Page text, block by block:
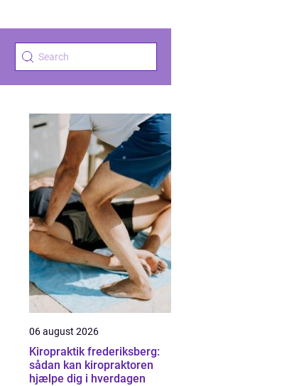
06 august 2026
Kiropraktik frederiksberg:
sådan kan kiropraktoren
hjælpe dig i hverdagen